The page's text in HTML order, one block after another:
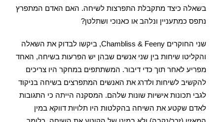
בשאלה כיצד מתקבלת התפרצות לשיחה. האם האדם המתפרץ
נתפס כמתעניין ונלהב או כאנוכי ושתלטן?
שני החוקרים Chambliss & Feeny, ביקשו לבדוק את השאלה
והקליטו שיחות בין שני אנשים שבהן יש הפרעות בשיחה, האחד
מפריע לאחר תוך כדי דיבור. המשתתפים במחקר היו צריכים
להקשיב לשיחות ולדרג את האנשים המתפרצים בשיחה בניקוד
לגבי תכונות אישיות שונות שלהם. המסקנה הייתה כי התגובות
לאדם שקטע את השיחה בהקלטות היו תלויות דווקא במין